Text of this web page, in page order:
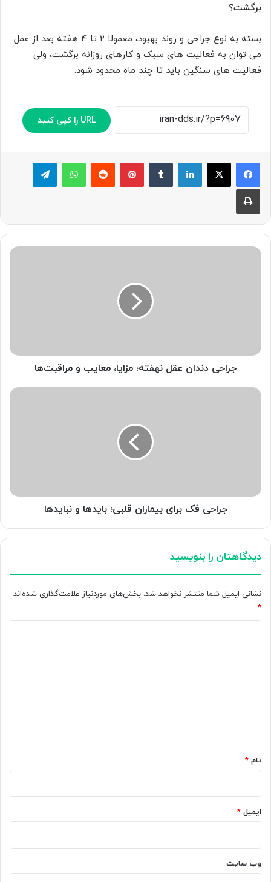
برگشت؟
بسته به نوع جراحی و روند بهبود، معمولا ۲ تا ۴ هفته بعد از عمل
می توان به فعالیت های سبک و کارهای روزانه برگشت، ولی
فعالیت های سنگین باید تا چند ماه محدود شود.
URL را کپی کنید
لینکدین ‫تامبلر پینترست‫رددیت واتس آپ تلگرام
چاپ
جراحی
جراحی دندان عقل نهفته؛ مزایا، معایب و مراقبت‌ها
جراحی
جراحی فک برای بیماران قلبی؛ بایدها و نبایدها
دیدگاهتان را بنویسید
نشانی ایمیل شما منتشر نخواهد شد. بخش‌های موردنیاز علامت‌گذاری شده‌اند
*
نام *
ایمیل *
وب‌ سایت